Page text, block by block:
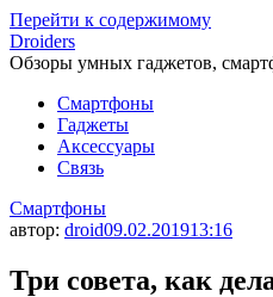
Перейти к содержимому
Droiders
Обзоры умных гаджетов,
Смартфоны
Гаджеты
Аксессуары
Связь
Смартфоны
автор: droid09.02.201913:16
Три совета, как